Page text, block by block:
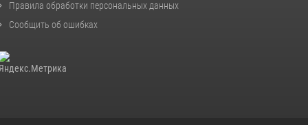
Правила обработки персональных данных
Сообщить об ошибках